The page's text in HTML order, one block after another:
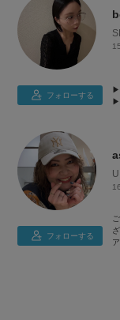
フォローする
▶︎
▶︎
フォローする